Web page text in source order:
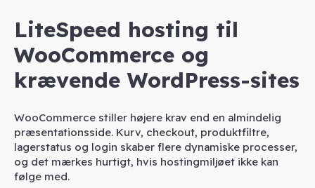
LiteSpeed hosting til
WooCommerce og
krævende WordPress-sites
WooCommerce stiller højere krav end en almindelig
præsentationsside. Kurv, checkout, produktfiltre,
lagerstatus og login skaber flere dynamiske processer,
og det mærkes hurtigt, hvis hostingmiljøet ikke kan
følge med.